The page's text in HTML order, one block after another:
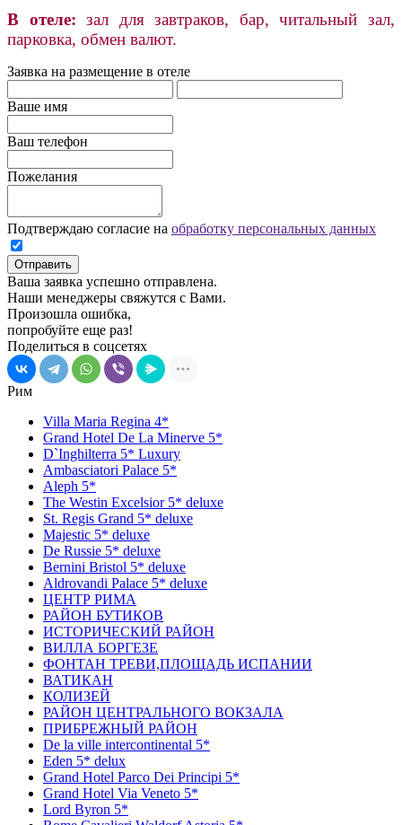
В отеле: зал для завтраков, бар, читальный зал,
парковка, обмен валют.
Заявка на размещение в отеле
Ваше имя
Ваш телефон
Пожелания
Подтверждаю согласие на обработку персональных данных
Отправить
Ваша заявка успешно отправлена.
Наши менеджеры свяжутся с Вами.
Произошла ошибка,
попробуйте еще раз!
Поделиться в соцсетях
Рим
Villa Maria Regina 4*
Grand Hotel De La Minerve 5*
D`Inghilterra 5* Luxury
Ambasciatori Palace 5*
Aleph 5*
The Westin Excelsior 5* deluxe
St. Regis Grand 5* deluxe
Majestic 5* deluxe
De Russie 5* deluxe
Bernini Bristol 5* deluxe
Aldrovandi Palace 5* deluxe
ЦЕНТР РИМА
РАЙОН БУТИКОВ
ИСТОРИЧЕСКИЙ РАЙОН
ВИЛЛА БОРГЕЗЕ
ФОНТАН ТРЕВИ,ПЛОЩАДЬ ИСПАНИИ
ВАТИКАН
КОЛИЗЕЙ
РАЙОН ЦЕНТРАЛЬНОГО ВОКЗАЛА
ПРИБРЕЖНЫЙ РАЙОН
De la ville intercontinental 5*
Eden 5* delux
Grand Hotel Parco Dei Principi 5*
Grand Hotel Via Veneto 5*
Lord Byron 5*